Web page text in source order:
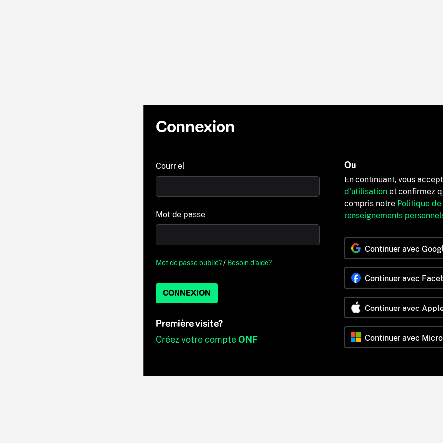
Connexion
Courriel
Mot de passe
Mot de passe oublié?/ Besoin d'aide?
CONNEXION
Première visite?
Créez votre compteONF
Ou
En continuant, vous
d'utilisation et confirmez
compris notre Politique
renseignements
Continuer avec
Continuer avec
Continuer avec
Continuer avec